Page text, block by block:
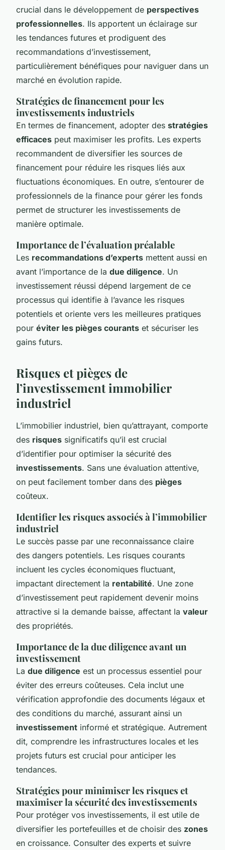
crucial dans le développement de perspectives
professionnelles. Ils apportent un éclairage sur
les tendances futures et prodiguent des
recommandations d’investissement,
particulièrement bénéfiques pour naviguer dans un
marché en évolution rapide.
Stratégies de financement pour les
investissements industriels
En termes de financement, adopter des stratégies
efficaces peut maximiser les profits. Les experts
recommandent de diversifier les sources de
financement pour réduire les risques liés aux
fluctuations économiques. En outre, s’entourer de
professionnels de la finance pour gérer les fonds
permet de structurer les investissements de
manière optimale.
Importance de l’évaluation préalable
Les recommandations d’experts mettent aussi en
avant l’importance de la due diligence. Un
investissement réussi dépend largement de ce
processus qui identifie à l’avance les risques
potentiels et oriente vers les meilleures pratiques
pour éviter les pièges courants et sécuriser les
gains futurs.
Risques et pièges de
l’investissement immobilier
industriel
L’immobilier industriel, bien qu’attrayant, comporte
des risques significatifs qu’il est crucial
d’identifier pour optimiser la sécurité des
investissements. Sans une évaluation attentive,
on peut facilement tomber dans des pièges
coûteux.
Identifier les risques associés à l’immobilier
industriel
Le succès passe par une reconnaissance claire
des dangers potentiels. Les risques courants
incluent les cycles économiques fluctuant,
impactant directement la rentabilité. Une zone
d’investissement peut rapidement devenir moins
attractive si la demande baisse, affectant la valeur
des propriétés.
Importance de la due diligence avant un
investissement
La due diligence est un processus essentiel pour
éviter des erreurs coûteuses. Cela inclut une
vérification approfondie des documents légaux et
des conditions du marché, assurant ainsi un
investissement informé et stratégique. Autrement
dit, comprendre les infrastructures locales et les
projets futurs est crucial pour anticiper les
tendances.
Stratégies pour minimiser les risques et
maximiser la sécurité des investissements
Pour protéger vos investissements, il est utile de
diversifier les portefeuilles et de choisir des zones
en croissance. Consulter des experts et suivre